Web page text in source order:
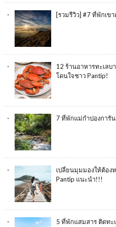
[รวมรีวิว] #7 ที่พักเข
12 ร้านอาหารทะเล
โดนใจชาว Pantip!
7 ที่พักแม่กำปองการั
เปลี่ยนมุมมองให้ต้อง
Pantip แนะนำ!!!
5 ที่พักแสมสาร ติดทะ